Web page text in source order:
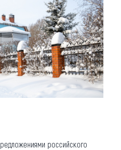
российского